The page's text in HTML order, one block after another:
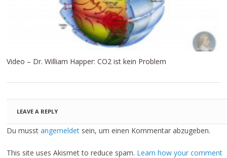
Video – Dr. William Happer: CO2 ist kein Problem
LEAVE A REPLY
Du musstangemeldet sein, um einen Kommentar abzugeben.
This site uses Akismet to reduce spam. Learn how your comment